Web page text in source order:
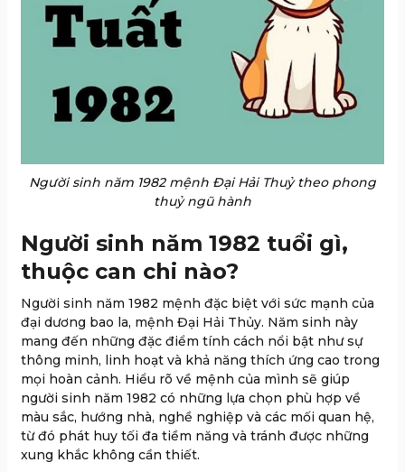
Người sinh năm 1982 mệnh Đại Hải Thuỷ theo phong
thuỷ ngũ hành
Người sinh năm 1982 tuổi gì,
thuộc can chi nào?
Người sinh năm 1982 mệnh đặc biệt với sức mạnh của
đại dương bao la, mệnh Đại Hải Thủy. Năm sinh này
mang đến những đặc điểm tính cách nổi bật như sự
thông minh, linh hoạt và khả năng thích ứng cao trong
mọi hoàn cảnh. Hiểu rõ về mệnh của mình sẽ giúp
người sinh năm 1982 có những lựa chọn phù hợp về
màu sắc, hướng nhà, nghề nghiệp và các mối quan hệ,
từ đó phát huy tối đa tiềm năng và tránh được những
xung khắc không cần thiết.